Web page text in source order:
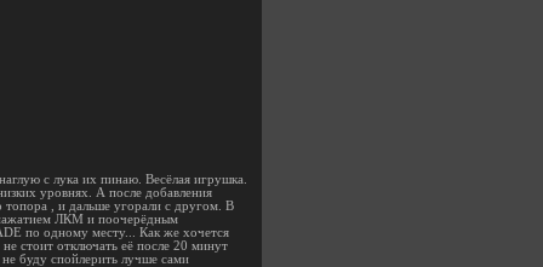
с лука их пинаю. Весёлая игрушка.
уровнях. А после добавления
топора , и дальше угорали с другом. В
нажатием ЛКМ и поочерёдным
по одному месту... Как же хочется
стоит отключать её после 20 минут
буду спойлерить лучше сами